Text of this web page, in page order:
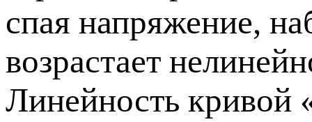
спая напряжение,
возрастает
Линейность кривой